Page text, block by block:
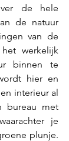
de hele
de natuur
van de
werkelijk
binnen te
hier en
interieur al
bureau met
je
plunje.